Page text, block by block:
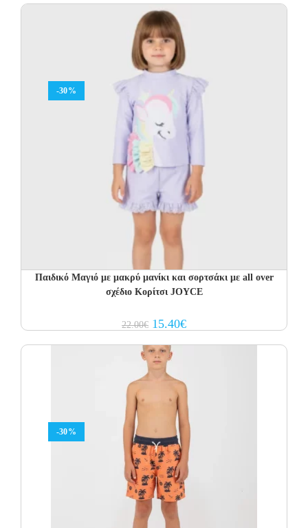
-30%
Παιδικό Μαγιό με μακρύ μανίκι και σορτσάκι με all over
σχέδιο Κορίτσι JOYCE
22.00€ Original
price
22.00€.
15.40€Current
price
-30%